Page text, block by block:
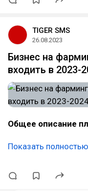
TIGER SMS
26.08.2023
Бизнес на
входить в 2023-
Общее описание
Показать полностью